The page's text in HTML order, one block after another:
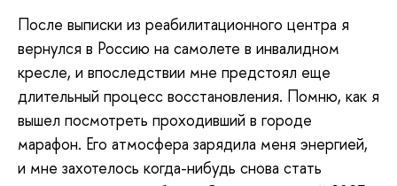
После выписки из реабилитационного центра я
вернулся в Россию на самолете в инвалидном
кресле, и впоследствии мне предстоял еще
длительный процесс восстановления. Помню, как я
вышел посмотреть проходивший в городе
марафон. Его атмосфера зарядила меня энергией,
и мне захотелось когда-нибудь снова стать